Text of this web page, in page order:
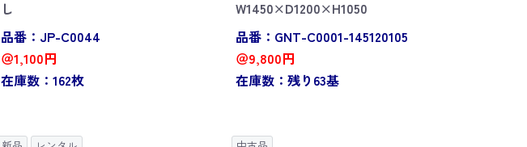
し
品番：JP-C0044
＠1,100円
在庫数：162枚
W1450×D1200×H1050
品番：GNT-C0001-145120105
＠9,800円
在庫数：残り63基